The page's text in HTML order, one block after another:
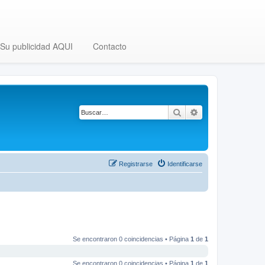
publicidad AQUI Contacto
Buscar
Identificarse
Registrarse
Se encontraron 0 coincidencias • Página 1 de 1
Se encontraron 0 coincidencias • Página 1 de 1